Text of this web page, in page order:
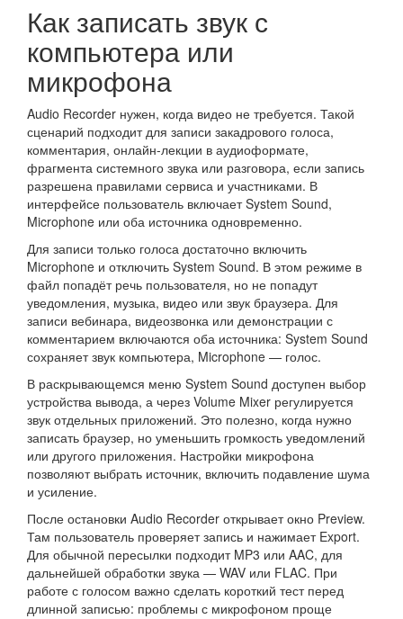
Как записать звук с
компьютера или
микрофона
Audio Recorder нужен, когда видео не требуется. Такой
сценарий подходит для записи закадрового голоса,
комментария, онлайн-лекции в аудиоформате,
фрагмента системного звука или разговора, если запись
разрешена правилами сервиса и участниками. В
интерфейсе пользователь включает System Sound,
Microphone или оба источника одновременно.
Для записи только голоса достаточно включить
Microphone и отключить System Sound. В этом режиме в
файл попадёт речь пользователя, но не попадут
уведомления, музыка, видео или звук браузера. Для
записи вебинара, видеозвонка или демонстрации с
комментарием включаются оба источника: System Sound
сохраняет звук компьютера, Microphone — голос.
В раскрывающемся меню System Sound доступен выбор
устройства вывода, а через Volume Mixer регулируется
звук отдельных приложений. Это полезно, когда нужно
записать браузер, но уменьшить громкость уведомлений
или другого приложения. Настройки микрофона
позволяют выбрать источник, включить подавление шума
и усиление.
После остановки Audio Recorder открывает окно Preview.
Там пользователь проверяет запись и нажимает Export.
Для обычной пересылки подходит MP3 или AAC, для
дальнейшей обработки звука — WAV или FLAC. При
работе с голосом важно сделать короткий тест перед
длинной записью: проблемы с микрофоном проще